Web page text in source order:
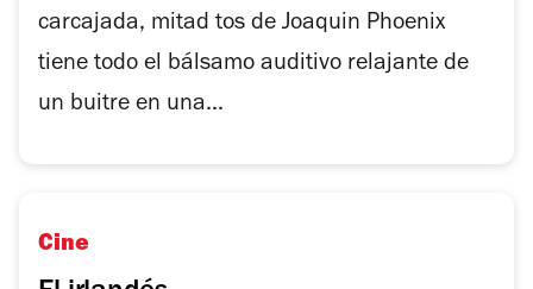
estrellas
carcajada, mitad tos de Joaquin Phoenix
tiene todo el bálsamo auditivo relajante de
un buitre en una...
Cine